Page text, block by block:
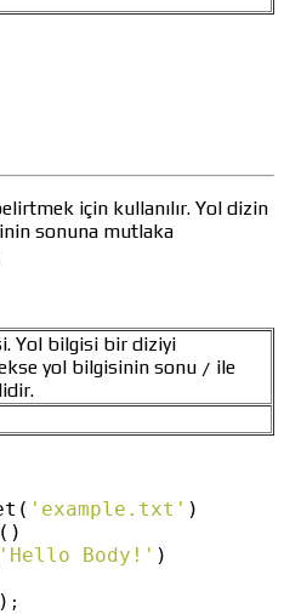
için kullanılır. Yol dizin
sonuna mutlaka
Yol bilgisi bir diziyi
yol bilgisinin sonu / ile
'example.txt' )
'Hello Body!' )
;